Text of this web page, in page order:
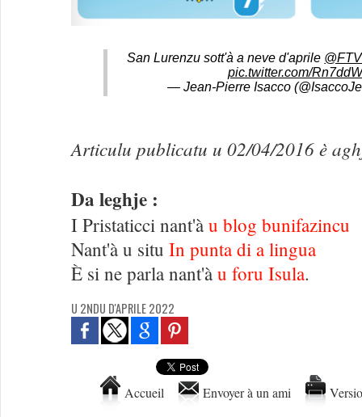
San Lurenzu sott'à a neve d'aprile
pic.twitter.com/
— Jean-Pierre Isacco
Articulu publicatu u 02/04/2016 è
Da leghje :
I Pristaticci nant'àu blog bunifazincu
Nant'à u situ In punta di a lingua
È si ne parla nant'àu foru Isula.
U 2NDU D'APRILE 2022
Accueil Envoyer à un ami